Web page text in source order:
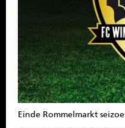
Einde Rommelmarkt